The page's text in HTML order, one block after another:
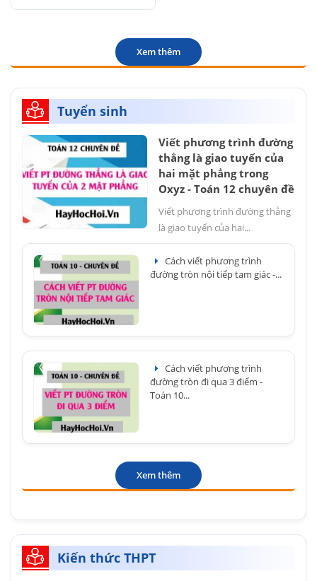
Xem thêm
Tuyển sinh
Viết phương trình đường
thẳng là giao tuyến của
hai mặt phẳng trong
Oxyz - Toán 12 chuyên đề
Viết phương trình đường thẳng
là giao tuyến của hai...
Cách viết phương trình
đường tròn nội tiếp tam giác -...
Cách viết phương trình
đường tròn đi qua 3 điểm -
Toán 10...
Xem thêm
Kiến thức THPT